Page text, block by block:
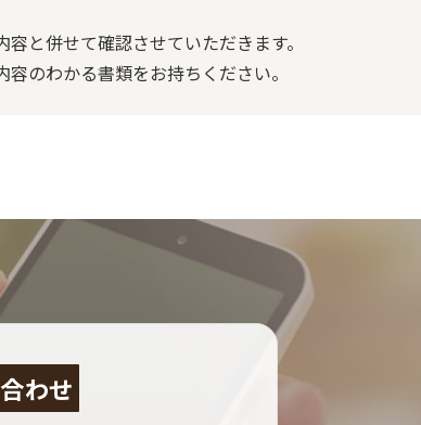
と併せて確認させていただきます。
のわかる書類をお持ちください。
わせ